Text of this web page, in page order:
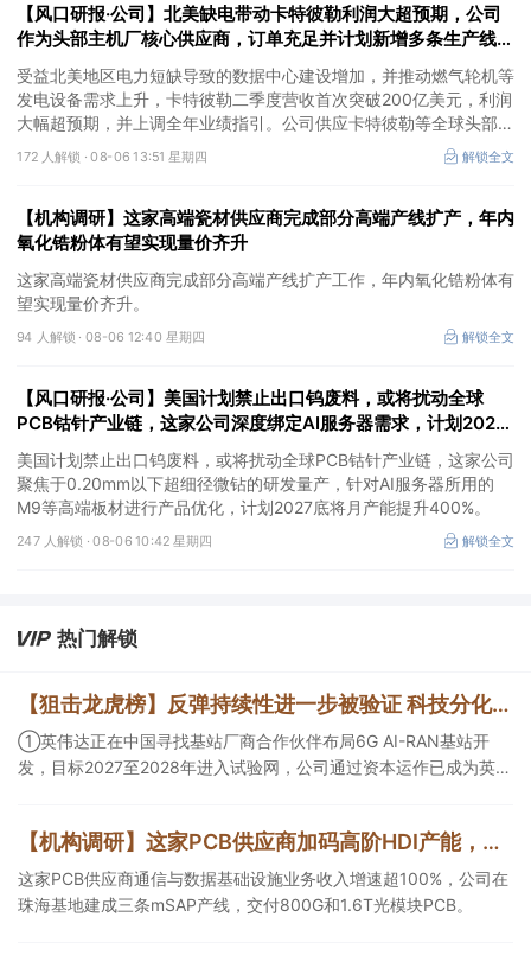
【风口研报·公司】北美缺电带动卡特彼勒利润大超预期，公司
作为头部主机厂核心供应商，订单充足并计划新增多条生产线，
有望抢抓算力备电新机
受益北美地区电力短缺导致的数据中心建设增加，并推动燃气轮机等
发电设备需求上升，卡特彼勒二季度营收首次突破200亿美元，利润
大幅超预期，并上调全年业绩指引。公司供应卡特彼勒等全球头部发
动机主机厂，产品订单充足，并计划2026年新增多条生产线，同时
海外泰国工厂建设顺利推进，有望抢抓算力备电新机，打开成长空
172 人解锁 ·08-06 13:51 星期四 解锁全文
【机构调研】这家高端瓷材供应商完成部分高端产线扩产，年内
氧化锆粉体有望实现量价齐升
这家高端瓷材供应商完成部分高端产线扩产工作，年内氧化锆粉体有
望实现量价齐升。
94 人解锁 · 08-06 12:40 星期四 解锁全文
【风口研报·公司】美国计划禁止出口钨废料，或将扰动全球
PCB钴针产业链，这家公司深度绑定AI服务器需求，计划2027
底将月产能提升400%
美国计划禁止出口钨废料，或将扰动全球PCB钴针产业链，这家公司
聚焦于0.20mm以下超细径微钻的研发量产，针对AI服务器所用的
M9等高端板材进行产品优化，计划2027底将月产能提升400%。
247 人解锁 ·08-06 10:42 星期四 解锁全文
热门解锁
【狙击龙虎榜】反弹持续性进一步被验证 科技分化中保持活跃市场彰显韧性
①英伟达正在中国寻找基站厂商合作伙伴布局6G AI-RAN基站开
发，目标2027至2028年进入试验网，公司通过资本运作已成为英伟
龙头进化为企业智能体经济的核心枢纽；③市场重组、股权转让暗
线涌动，该公司剥离亏损资产后“壳”属性进一步凸显。
【机构调研】这家PCB供应商加码高阶HDI产能，建成三条mSAP产线
这家PCB供应商通信与数据基础设施业务收入增速超100%，公司在
珠海基地建成三条mSAP产线，交付800G和1.6T光模块PCB。